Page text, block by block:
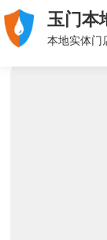
玉门本
本地实体门